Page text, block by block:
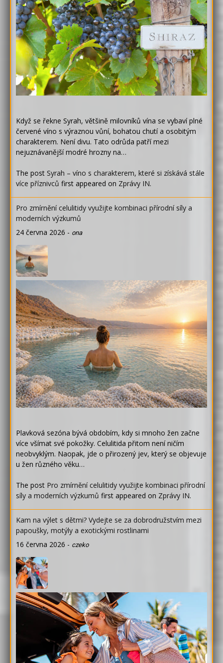
Když se řekne Syrah, většině milovníků vína se vybaví plné
červené víno s výraznou vůní, bohatou chutí a osobitým
charakterem. Není divu. Tato odrůda patří mezi
nejuznávanější modré hrozny na…
The post Syrah – víno s charakterem, které si získává stále
více příznivců first appeared on Zprávy IN.
Pro zmírnění celulitidy využijte kombinaci přírodní síly a
moderních výzkumů
24 června 2026 - ona
Plavková sezóna bývá obdobím, kdy si mnoho žen začne
více všímat své pokožky. Celulitida přitom není ničím
neobvyklým. Naopak, jde o přirozený jev, který se objevuje
u žen různého věku…
The post Pro zmírnění celulitidy využijte kombinaci přírodní
síly a moderních výzkumů first appeared on Zprávy IN.
Kam na výlet s dětmi? Vydejte se za dobrodružstvím mezi
papoušky, motýly a exotickými rostlinami
16 června 2026 - czeko